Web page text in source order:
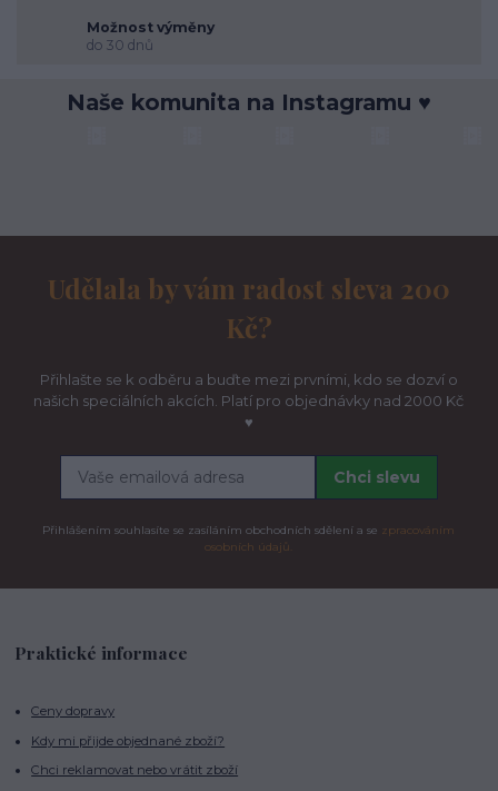
Možnost výměny
do 30 dnů
Naše komunita na Instagramu ♥
Udělala by vám radost sleva 200
Kč?
Přihlašte se k odběru a buďte mezi prvními, kdo se dozví o
našich speciálních akcích. Platí pro objednávky nad 2000 Kč
♥
Chci slevu
Přihlášením souhlasíte se zasíláním obchodních sdělení a se zpracováním
osobních údajů.
Praktické informace
Ceny dopravy
Kdy mi přijde objednané zboží?
Chci reklamovat nebo vrátit zboží